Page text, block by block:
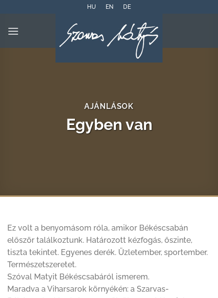
content
HU EN DE
AJÁNLÁSOK
Egyben van
Ez volt a benyomásom róla, amikor Békéscsabán
először találkoztunk. Határozott kézfogás, őszinte,
tiszta tekintet. Egyenes derék. Üzletember, sportember.
Természetszeretet.
Szóval Matyit Békéscsabáról ismerem.
Maradva a Viharsarok környékén: a Szarvas-